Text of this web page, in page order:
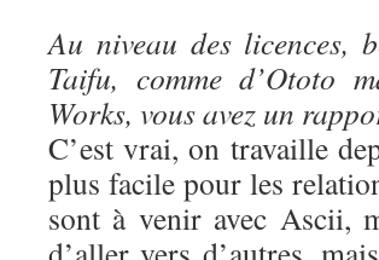
Au niveau des licences,
Taifu, comme d’Ototo
Works, vous avez un
C’est vrai, on travaille
plus facile pour les
sont à venir avec Ascii,